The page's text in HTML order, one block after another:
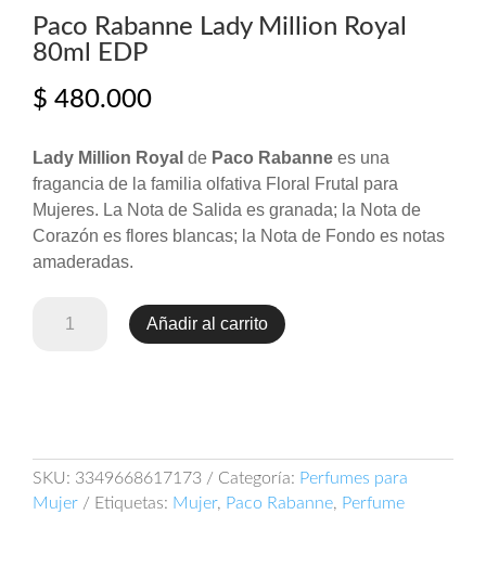
Paco Rabanne Lady Million Royal
80ml EDP
$ 480.000
Lady Million Royal de Paco Rabanne es una
fragancia de la familia olfativa Floral Frutal para
Mujeres. La Nota de Salida es granada; la Nota de
Corazón es flores blancas; la Nota de Fondo es notas
amaderadas.
Rabanne
EDP
cantidad
Añadir al carrito
SKU: 3349668617173 Categoría: Perfumes para
Mujer
Etiquetas: Mujer, Paco Rabanne, Perfume